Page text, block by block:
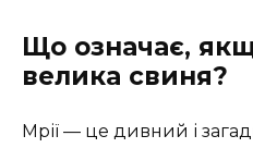
Що означає,
велика свиня?
Мрії — це дивний і